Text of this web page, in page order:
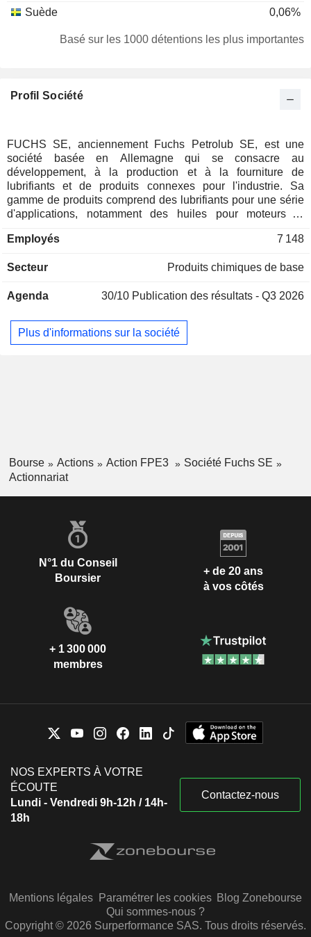
Suède
0,06%
Afrique du Sud
0,06%
Hong Kong
0,01%
Australie
0,01%
Canada
0,01%
Japon
0,01%
Basé sur les 1000 détentions les plus importantes
Profil Société
FUCHS SE, anciennement Fuchs Petrolub SE, est une
société basée en Allemagne qui se consacre au
développement, à la production et à la fourniture de
lubrifiants et de produits connexes pour l'industrie. Sa
gamme de produits comprend des lubrifiants pour une série
d'applications, notamment des huiles pour moteurs et
démoulage pour la coulée du béton et du ciment, des fluides
refroidissement, la lubrification et le rinçage des machines ;
huiles de prélubrification et les huiles d'emboutissage
de procédés de formage des métaux ; les produits
anticorrosion, conçus pour protéger les surfaces métalliques
Employés 7 148
Secteur Produits chimiques de base
Agenda 30/10 Publication des résultats - Q3 2026
Plus d'informations sur la société
Bourse Actions Action FPE3
Société Fuchs SE
Actionnariat
N°1 du Conseil
Boursier
+ de 20 ans
à vos côtés
+ 1 300 000
membres
NOS EXPERTS À VOTRE
ÉCOUTE
Lundi - Vendredi 9h-12h / 14h-
18h
Contactez-nous
Mentions légales Paramétrer les cookies Blog Zonebourse
Qui sommes-nous ?
Copyright © 2026 Surperformance SAS. Tous droits réservés.